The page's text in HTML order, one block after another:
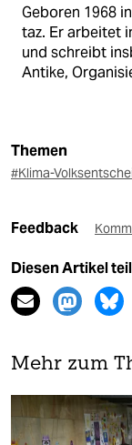
Geboren 1968
taz. Er arbeitet
und schreibt
Antike,
Themen
#Klima-
Feedback
Diesen Artikel
Mehr zum